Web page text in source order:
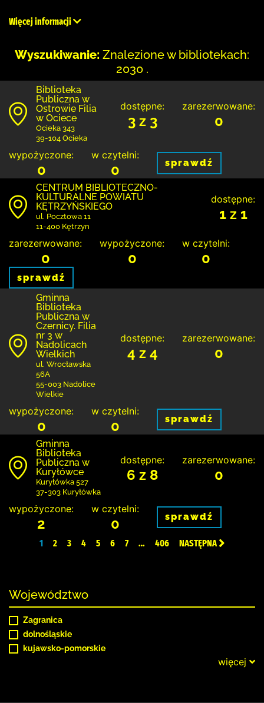
Więcej informacji
Wyszukiwanie: Znalezione w bibliotekach:
2030 .
Biblioteka
Publiczna w
Ostrowie Filia
w Ociece
Ocieka 343
39-104 Ocieka
dostępne:
3 z 3
zarezerwowane:
0
wypożyczone:
0
w czytelni:
0 sprawdź
CENTRUM BIBLIOTECZNO-
KULTURALNE POWIATU
KĘTRZYŃSKIEGO
ul. Pocztowa 11
11-400 Kętrzyn
dostępne:
1 z 1
zarezerwowane:
0
wypożyczone:
0
w czytelni:
0
sprawdź
Gminna
Biblioteka
Publiczna w
Czernicy. Filia
nr 3 w
Nadolicach
Wielkich
ul. Wrocławska
56A
55-003 Nadolice
Wielkie
dostępne:
4 z 4
zarezerwowane:
0
wypożyczone:
0
w czytelni:
0 sprawdź
Gminna
Biblioteka
Publiczna w
Kuryłówce
Kuryłówka 527
37-303 Kuryłówka
dostępne:
6 z 8
zarezerwowane:
0
wypożyczone:
2
w czytelni:
0 sprawdź
1 2 3 4 5 6 7 … 406 NASTĘPNA
Województwo
Zagranica
dolnośląskie
kujawsko-pomorskie
więcej